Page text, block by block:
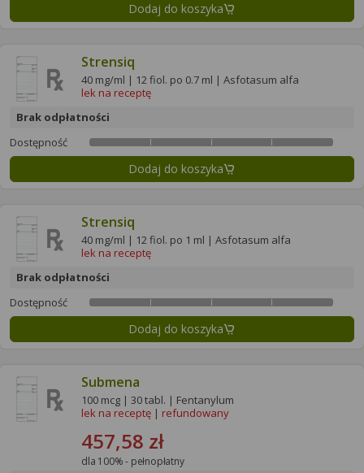
Dodaj do koszyka
Strensiq
40 mg/ml | 12 fiol. po 0.7 ml | Asfotasum alfa
lek na receptę
Dostępność
Brak odpłatności
Dodaj do koszyka
Strensiq
40 mg/ml | 12 fiol. po 1 ml | Asfotasum alfa
lek na receptę
Dostępność
Brak odpłatności
Dodaj do koszyka
Submena
100 mcg | 30 tabl. | Fentanylum
lek na receptę | refundowany
457,58 zł
dla 100% - pełnopłatny